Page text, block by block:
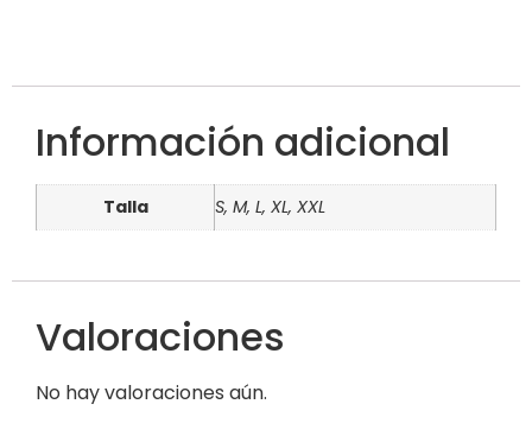
Información adicional
Talla S, M, L, XL, XXL
Valoraciones
No hay valoraciones aún.